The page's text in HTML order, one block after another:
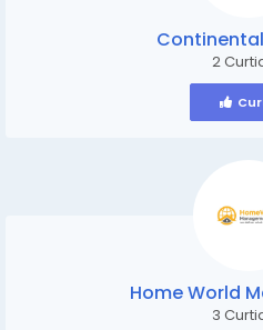
2
Home World
3